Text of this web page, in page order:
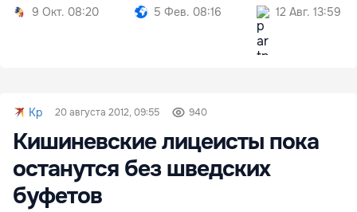
9 Окт. 08:20
5 Фев. 08:16
12 Авг. 13:59
Kp 20 августа 2012, 09:55 940
Кишиневские лицеисты пока
останутся без шведских
буфетов